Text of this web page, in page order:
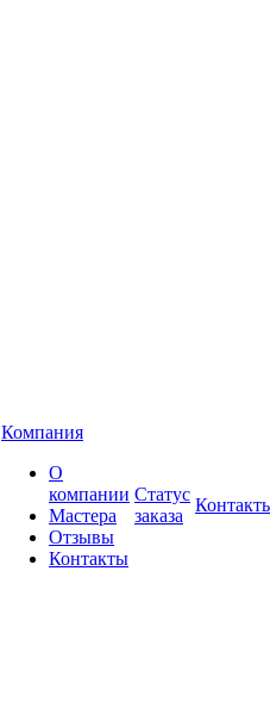
Компания
О
компании
Мастера
Отзывы
Контакты
Статус
заказа